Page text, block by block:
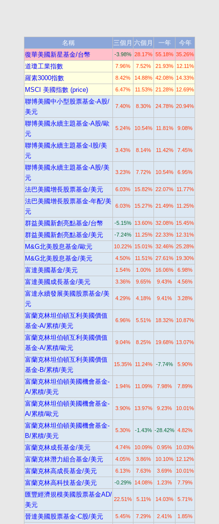
名稱 三個月 六個月 一年
今年
復華美國新星基金/台幣
-3.98% 28.17% 55.18% 35.26%
道瓊工業指數 7.96% 7.52% 21.93% 12.11%
羅素3000指數 8.42% 14.88% 42.08% 14.33%
MSCI 美國指數 (price) 6.47% 11.53% 21.28% 12.69%
聯博美國中小型股票基金-A股/
美元
7.40% 8.30% 24.78% 20.94%
聯博美國永續主題基金-A股/歐
元
5.24% 10.54% 11.81% 9.08%
聯博美國永續主題基金-I股/美
元
3.43% 8.14% 11.42% 7.45%
聯博美國永續主題基金-A股/美
元
3.23% 7.72% 10.54% 6.95%
法巴美國增長股票基金/美元 6.03% 15.82% 22.07% 11.77%
法巴美國增長股票基金-年配/美
元
6.03% 15.27% 21.49% 11.25%
群益美國新創亮點基金/台幣 -5.15% 13.60% 32.08% 15.45%
群益美國新創亮點基金/美元 -7.24% 11.25% 22.33% 12.31%
M&G北美股息基金/歐元 10.22% 15.01% 32.46% 25.28%
M&G北美股息基金/美元 4.50% 11.51% 27.61% 19.30%
富達美國基金/美元 1.54% 1.00% 16.06% 6.98%
富達美國成長基金/美元 3.36% 9.65% 9.43% 4.56%
富達永續發展美國股票基金/美
元
4.29% 4.18% 9.41% 3.28%
富蘭克林坦伯頓互利美國價值
基金-A/累積/美元
6.96% 5.51% 18.32% 10.87%
富蘭克林坦伯頓互利美國價值
基金-A/累積/歐元
9.04% 8.25% 19.68% 13.07%
富蘭克林坦伯頓互利美國價值
基金-B/累積/美元
15.35% 11.24% -7.74% 5.90%
富蘭克林坦伯頓美國機會基金-
A/累積/美元
1.94% 11.09% 7.98% 7.89%
富蘭克林坦伯頓美國機會基金-
A/累積/歐元
3.90% 13.97% 9.23% 10.01%
富蘭克林坦伯頓美國機會基金-
B/累積/美元
5.30% -1.43% -28.42% 4.82%
富蘭克林成長基金/美元 4.74% 10.09% 0.95% 10.03%
富蘭克林潛力組合基金/美元 4.05% 3.86% 10.10% 12.12%
富蘭克林高成長基金/美元 6.13% 7.63% 3.69% 10.01%
富蘭克林高科技基金/美元 -0.29% 14.08% 1.23% 7.79%
匯豐經濟規模美國股票基金AD/
美元
22.51% 5.11% 14.03% 5.71%
晉達美國股票基金-C股/美元 5.45% 7.29% 2.41% 1.85%